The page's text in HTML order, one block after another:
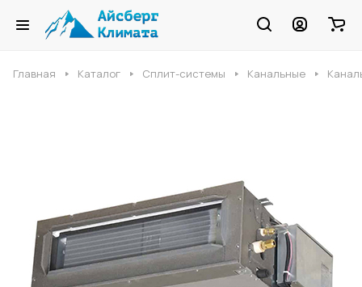
Главная Каталог Сплит-системы Канальные